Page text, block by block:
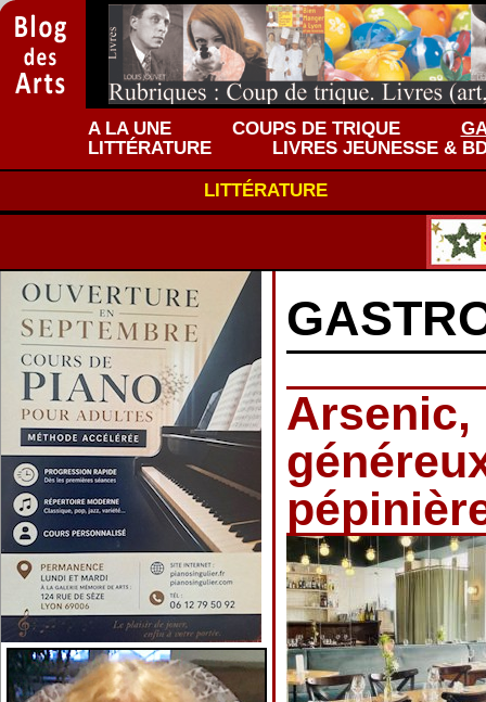
A LA UNE COUPS DE TRIQUE
LITTÉRATURE
LIVRES JEUNESSE &
LITTÉRATURE
Arsenic,